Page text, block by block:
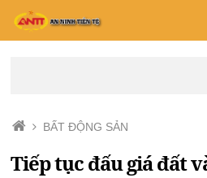
BẤT ĐỘNG SẢN
Tiếp tục đấu giá đất